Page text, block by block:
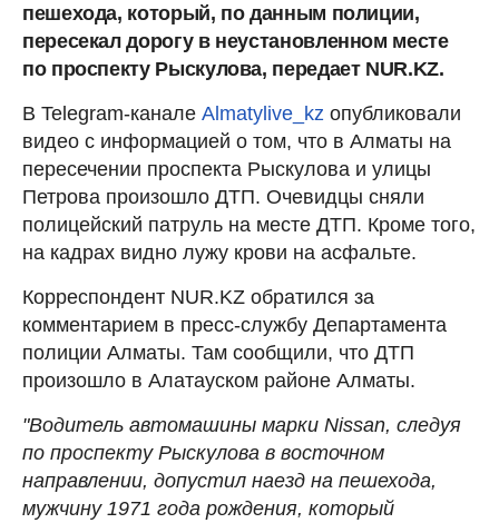
пешехода, который, по данным полиции,
пересекал дорогу в неустановленном месте
по проспекту Рыскулова, передает NUR.KZ.
В Telegram-канале Almatylive_kz опубликовали
видео с информацией о том, что в Алматы на
пересечении проспекта Рыскулова и улицы
Петрова произошло ДТП. Очевидцы сняли
полицейский патруль на месте ДТП. Кроме того,
на кадрах видно лужу крови на асфальте.
Корреспондент NUR.KZ обратился за
комментарием в пресс-службу Департамента
полиции Алматы. Там сообщили, что ДТП
произошло в Алатауском районе Алматы.
"Водитель автомашины марки Nissan, следуя
по проспекту Рыскулова в восточном
направлении, допустил наезд на пешехода,
мужчину 1971 года рождения, который